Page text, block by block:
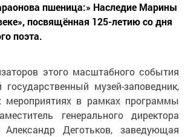
пшеница:» Наследие Марины
посвящённая 125-летию со дня
поэта.
этого масштабного события
музей-заповедник,
мероприятиях в рамках программы
генерального директора
Деготьков, заведующая